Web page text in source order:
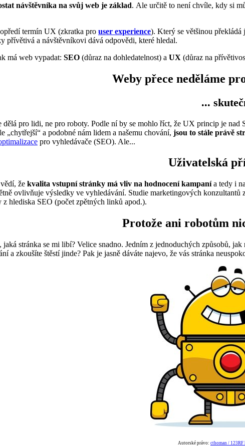
návštěvníka na svůj web je základ. Ale určitě to není chvíle, kdy si
termín UX (zkratka pro user experience). Který se většinou překládá
přívětivá a návštěvníkovi dává odpovědi, které hledal.
má web vypadat: SEO (důraz na dohledatelnost) a UX (důraz na
Weby přece neděláme
...
dělá pro lidi, ne pro roboty. Podle ní by se mohlo říct, že UX princip je
„chytřejší“ a podobné nám lidem a našemu chování, jsou to stále právě
pro vyhledávače (SEO). Ale...
Uživatelská
že kvalita vstupní stránky má vliv na hodnocení kampanía tedy i
ovlivňuje výsledky ve vyhledávání. Studie marketingových
hlediska SEO (počet zpětných linků apod.).
Protože ani robotům
stránka se mi libí? Velice snadno. Jedním z jednoduchých způsobů,
a zkoušíte štěstí jinde? Pak je jasně dáváte najevo, že vás stránka
Autorské právo: cthoman /